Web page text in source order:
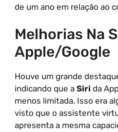
de um ano em relação ao
Melhorias Na
Apple/Google
Houve um grande
indicando que a Siri da
menos limitada. Isso era
visto que o assistente
apresenta a mesma